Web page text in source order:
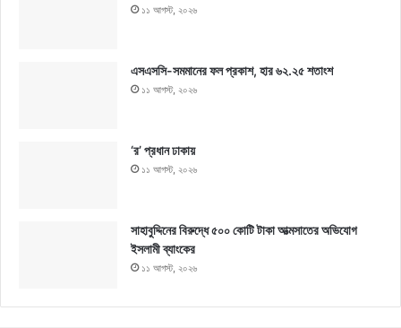
১১ আগস্ট, ২০২৬
এসএসসি-সমমানের ফল প্রকাশ, হার ৬২.২৫ শতাংশ
১১ আগস্ট, ২০২৬
‘র’ প্রধান ঢাকায়
১১ আগস্ট, ২০২৬
সাহাবুদ্দিনের বিরুদ্ধে ৫০০ কোটি টাকা আত্মসাতের অভিযোগ
ইসলামী ব্যাংকের
১১ আগস্ট, ২০২৬